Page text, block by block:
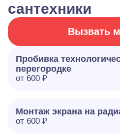
сантехники
Вызвать
Пробивка
перегородке
от 600 ₽
Монтаж экрана на
от 600 ₽